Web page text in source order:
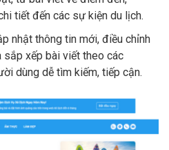
tiết đến các sự kiện du lịch.
nhật thông tin mới, điều chỉnh
sắp xếp bài viết theo các
dùng dễ tìm kiếm, tiếp cận.